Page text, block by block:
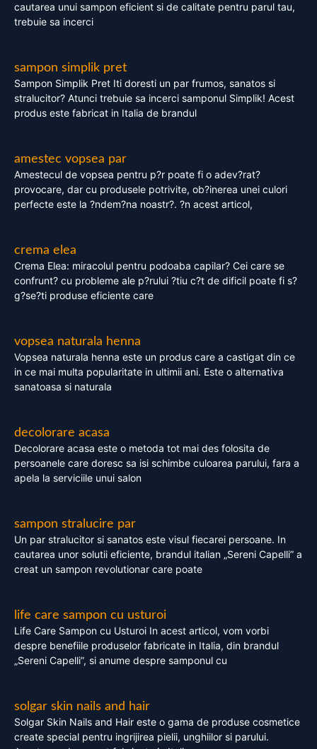
cautarea unui sampon eficient si de calitate pentru parul tau,
trebuie sa incerci
sampon simplik pret
Sampon Simplik Pret Iti doresti un par frumos, sanatos si
stralucitor? Atunci trebuie sa incerci samponul Simplik! Acest
produs este fabricat in Italia de brandul
amestec vopsea par
Amestecul de vopsea pentru p?r poate fi o adev?rat?
provocare, dar cu produsele potrivite, ob?inerea unei culori
perfecte este la ?ndem?na noastr?. ?n acest articol,
crema elea
Crema Elea: miracolul pentru podoaba capilar? Cei care se
confrunt? cu probleme ale p?rului ?tiu c?t de dificil poate fi s?
g?se?ti produse eficiente care
vopsea naturala henna
Vopsea naturala henna este un produs care a castigat din ce
in ce mai multa popularitate in ultimii ani. Este o alternativa
sanatoasa si naturala
decolorare acasa
Decolorare acasa este o metoda tot mai des folosita de
persoanele care doresc sa isi schimbe culoarea parului, fara a
apela la serviciile unui salon
sampon stralucire par
Un par stralucitor si sanatos este visul fiecarei persoane. In
cautarea unor solutii eficiente, brandul italian „Sereni Capelli” a
creat un sampon revolutionar care poate
life care sampon cu usturoi
Life Care Sampon cu Usturoi In acest articol, vom vorbi
despre benefiile produselor fabricate in Italia, din brandul
„Sereni Capelli”, si anume despre samponul cu
solgar skin nails and hair
Solgar Skin Nails and Hair este o gama de produse cosmetice
create special pentru ingrijirea pielii, unghiilor si parului.